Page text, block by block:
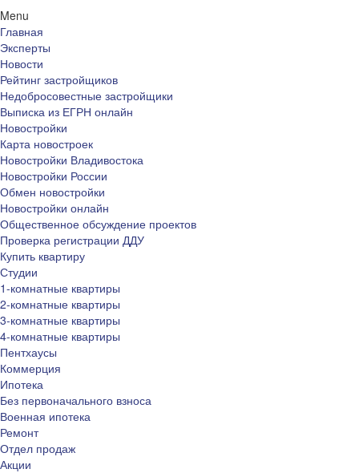
Menu
Главная
Эксперты
Новости
Рейтинг застройщиков
Недобросовестные застройщики
Выписка из ЕГРН онлайн
Новостройки
Карта новостроек
Новостройки Владивостока
Новостройки России
Обмен новостройки
Новостройки онлайн
Общественное обсуждение проектов
Проверка регистрации ДДУ
Купить квартиру
Студии
1-комнатные квартиры
2-комнатные квартиры
3-комнатные квартиры
4-комнатные квартиры
Пентхаусы
Коммерция
Ипотека
Без первоначального взноса
Военная ипотека
Ремонт
Отдел продаж
Акции